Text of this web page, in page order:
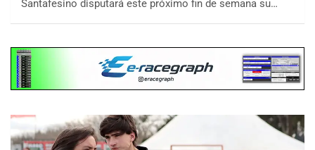
Santafesino disputará este próximo fin de semana su…